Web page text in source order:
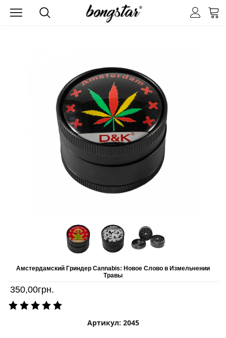
Амстердамский Гриндер Cannabis: Новое Слово в Измельчении
Травы
350,00грн.
Артикул: 2045